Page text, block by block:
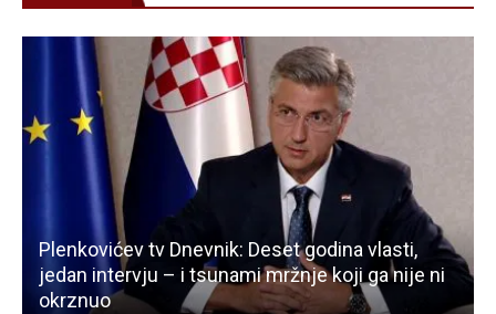
Plenkovićev tv Dnevnik: Deset godina vlasti,
jedan intervju – i tsunami mržnje koji ga nije ni
okrznuo